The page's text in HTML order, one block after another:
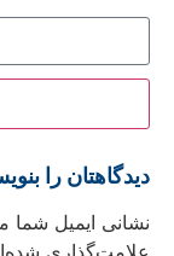
دیدگاهتان را
نشانی ایمیل شما